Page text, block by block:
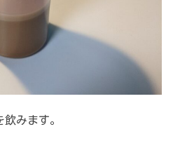
みます。